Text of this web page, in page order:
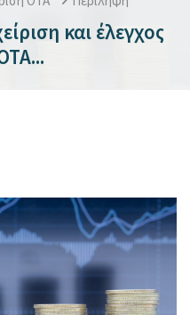
και έλεγχος